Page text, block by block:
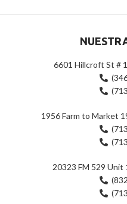
6601 Hillcroft St #
1956 Farm to Market
20323 FM 529 Unit